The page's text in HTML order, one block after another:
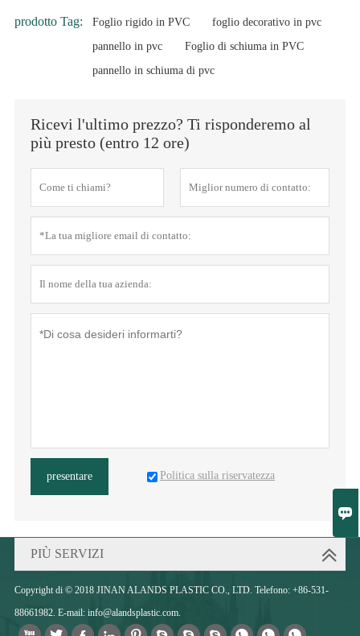

prodotto Tag: Foglio rigido in PVC
foglio decorativo in pvc
pannello in pvc
Foglio di schiuma in PVC
pannello in schiuma di pvc
Ricevi l'ultimo prezzo? Ti risponderemo al
più presto (entro 12 ore)
presentare Politica sulla riservatezza
PIÙ SERVIZI
Copyright di © 2018 JINAN ALANDS PLASTIC CO., LTD. Telefono: +86-531-
88661982. E-mail: info@alandsplastic.com.